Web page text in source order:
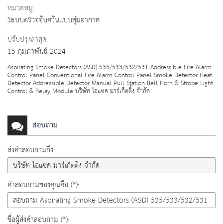
หมวดหมู่:
ระบบตรวจจับควันแบบสุ่มอากาศ
ปรับปรุงล่าสุด:
15 กุมภาพันธ์ 2024
Aspirating Smoke Detectors (ASD) 535/533/532/531 Addressible Fire Alarm
Control Panel Conventional Fire Alarm Control Panel Smoke Detector Heat
Detector Addressible Detector Manual Pull Station Bell Horn & Strobe Light
Control & Relay Module บริษัท ไอแซค มาร์เก็ตติ้ง จำกัด
สอบถาม
ส่งคำสอบถามถึง:
คำสอบถามของคุณคือ (*):
ชื่อผู้ส่งคำสอบถาม (*):